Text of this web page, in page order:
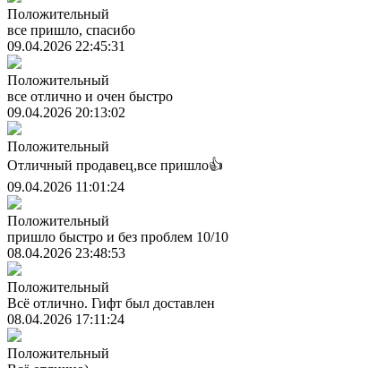
Положительный
все пришло, спасибо
09.04.2026 22:45:31
Положительный
все отлично и очен быстро
09.04.2026 20:13:02
Положительный
Отличный продавец,все пришло👍
09.04.2026 11:01:24
Положительный
пришло быстро и без проблем 10/10
08.04.2026 23:48:53
Положительный
Всё отлично. Гифт был доставлен
08.04.2026 17:11:24
Положительный